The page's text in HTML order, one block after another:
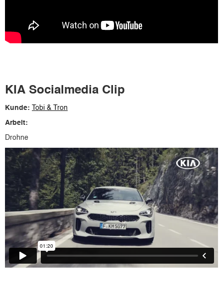
KIA Socialmedia Clip
Kunde: Tobi & Tron
Arbeit:
Drohne